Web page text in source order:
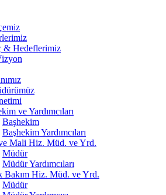
& Hedeflerimiz
ve Yardımcıları
Başhekim
Başhekim Yardımcıları
Mali Hiz. Müd. ve Yrd.
Müdür
Müdür Yardımcıları
Bakım Hiz. Müd. ve Yrd.
Müdür